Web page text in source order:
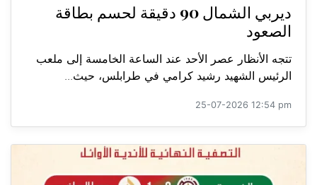
ديربي الشمال 90 دقيقة لحسم بطاقة
الصعود
تتجه الأنظار عصر الأحد عند الساعة الخامسة إلى ملعب
الرئيس الشهيد رشيد كرامي في طرابلس، حيث...
25-07-2026 12:54 pm